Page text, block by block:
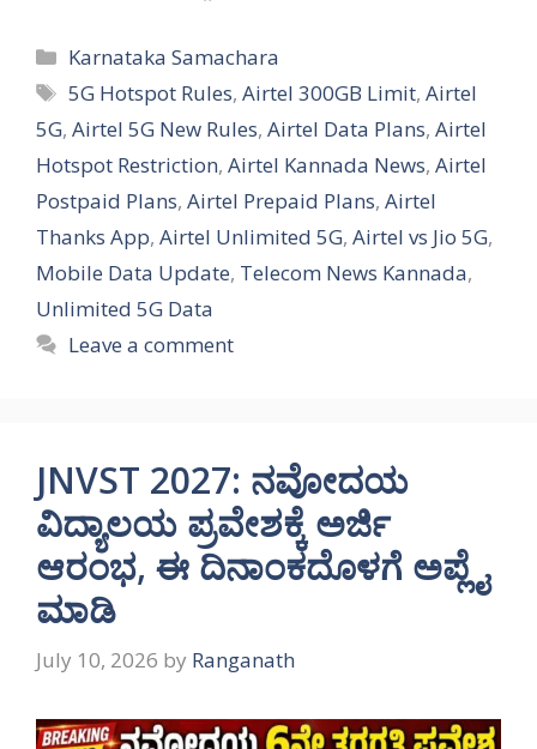
Categories
Karnataka Samachara
Tags
5G Hotspot Rules,Airtel 300GB Limit,Airtel
5G, Airtel 5G New Rules, Airtel Data Plans, Airtel
Hotspot Restriction, Airtel Kannada News, Airtel
Postpaid Plans, Airtel Prepaid Plans, Airtel
Thanks App, Airtel Unlimited 5G, Airtel vs Jio 5G,
Mobile Data Update, Telecom News Kannada,
Unlimited 5G Data
Leave a comment
JNVST 2027: ನವೋದಯ
ವಿದ್ಯಾಲಯ ಪ್ರವೇಶಕ್ಕೆ ಅರ್ಜಿ
ಆರಂಭ, ಈ ದಿನಾಂಕದೊಳಗೆ ಅಪ್ಲೈ
ಮಾಡಿ
July 10, 2026 by Ranganath